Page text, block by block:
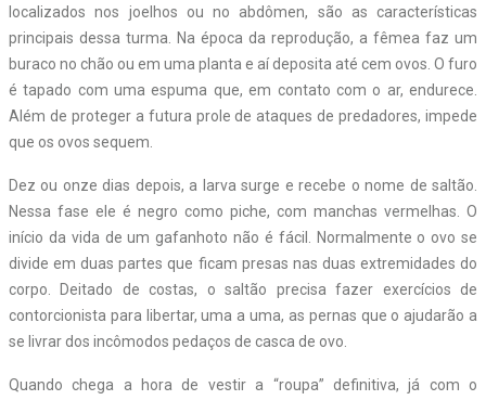
localizados nos joelhos ou no abdômen, são as características
principais dessa turma. Na época da reprodução, a fêmea faz um
buraco no chão ou em uma planta e aí deposita até cem ovos. O furo
é tapado com uma espuma que, em contato com o ar, endurece.
Além de proteger a futura prole de ataques de predadores, impede
que os ovos sequem.
Dez ou onze dias depois, a larva surge e recebe o nome de saltão.
Nessa fase ele é negro como piche, com manchas vermelhas. O
início da vida de um gafanhoto não é fácil. Normalmente o ovo se
divide em duas partes que ficam presas nas duas extremidades do
corpo. Deitado de costas, o saltão precisa fazer exercícios de
contorcionista para libertar, uma a uma, as pernas que o ajudarão a
se livrar dos incômodos pedaços de casca de ovo.
Quando chega a hora de vestir a “roupa” definitiva, já com o